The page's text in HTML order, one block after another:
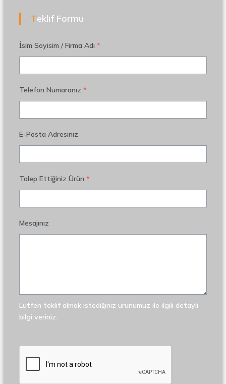
Teklif Formu
İsim Soyisim / Firma Adı *
Telefon Numaranız *
E-Posta Adresiniz
Talep Ettiğiniz Ürün *
Mesajınız
Lütfen teklif almak istediğiniz ürünümüz ile ilgili detaylı
bilgi veriniz.